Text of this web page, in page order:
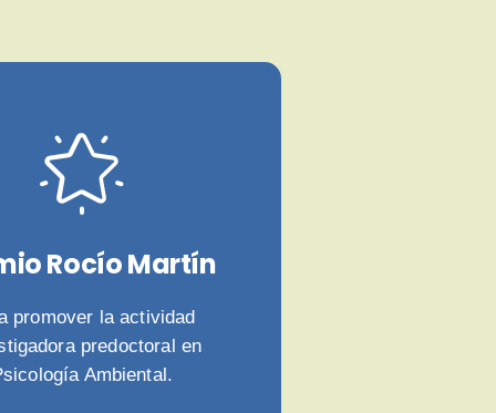
Rocío Martín
promover la actividad
predoctoral en
Ambiental.